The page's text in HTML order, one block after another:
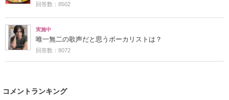
回答数：8502
実施中
唯一無二の歌声だと思うボーカリストは？
回答数：8072
コメントランキング